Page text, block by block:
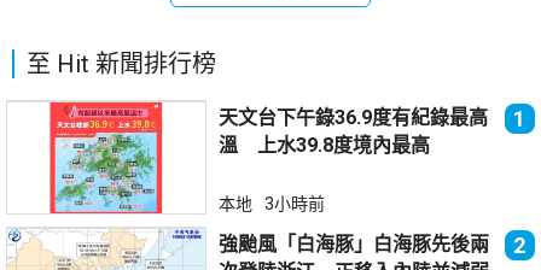
至 Hit 新聞排行榜
天文台下午錄36.9度有紀錄最高
溫 上水39.8度境內最高
1
本地 3小時前
強颱風「白海豚」白海豚先後兩
2